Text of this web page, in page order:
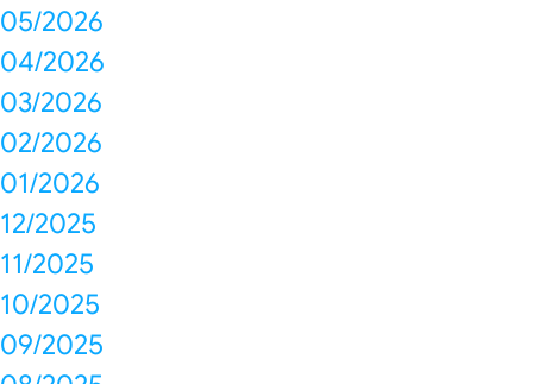
05/2026
04/2026
03/2026
02/2026
01/2026
12/2025
11/2025
10/2025
09/2025